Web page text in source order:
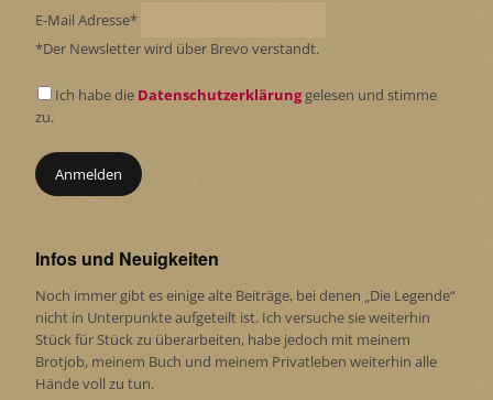
E-Mail Adresse*
*Der Newsletter wird über Brevo verstandt.
Ich habe die Datenschutzerklärunggelesen und stimme
zu.
Infos und Neuigkeiten
Noch immer gibt es einige alte Beiträge, bei denen „Die Legende“
nicht in Unterpunkte aufgeteilt ist. Ich versuche sie weiterhin
Stück für Stück zu überarbeiten, habe jedoch mit meinem
Brotjob, meinem Buch und meinem Privatleben weiterhin alle
Hände voll zu tun.